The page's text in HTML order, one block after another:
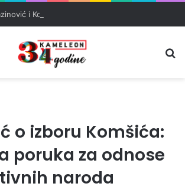
o izboru Komšića:
poruka za odnose
naroda